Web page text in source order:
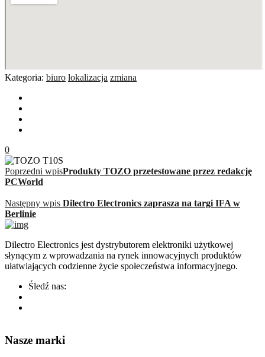
Kategoria: biuro lokalizacja zmiana
0
Poprzedni wpisProdukty TOZO przetestowane przez redakcję
PCWorld
Następny wpis Dilectro Electronics zaprasza na targi IFA w
Berlinie
Dilectro Electronics jest dystrybutorem elektroniki użytkowej
słynącym z wprowadzania na rynek innowacyjnych produktów
ułatwiających codzienne życie społeczeństwa informacyjnego.
Śledź nas:
Nasze marki